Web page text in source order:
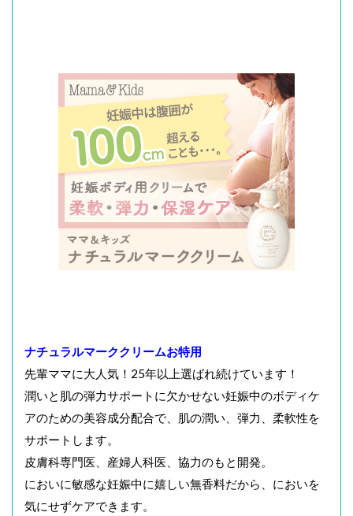
ナチュラルマーククリームお特用
先輩ママに大人気！25年以上選ばれ続けています！
潤いと肌の弾力サポートに欠かせない妊娠中のボディケ
アのための美容成分配合で、肌の潤い、弾力、柔軟性を
サポートします。
皮膚科専門医、産婦人科医、協力のもと開発。
においに敏感な妊娠中に嬉しい無香料だから、においを
気にせずケアできます。